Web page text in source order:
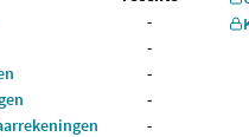
-
-
-
-
-